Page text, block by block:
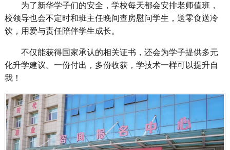
为了新华学子们的安全，学校每天都会安排老师值班，
校领导也会不定时和班主任晚间查房慰问学生，送零食送冷
饮，用爱与责任陪伴学生成长。
不仅能获得国家承认的相关证书，还会为学子提供多元
化升学建议。一份付出，多份收获，学技术一样可以提升自
我！